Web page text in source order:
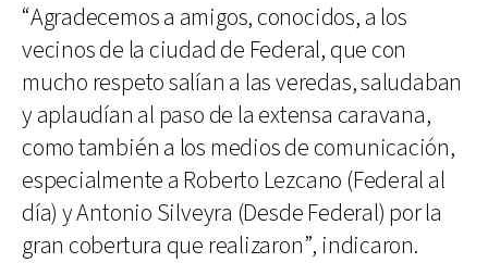
“Agradecemos a amigos, conocidos, a los
vecinos de la ciudad de Federal, que con
mucho respeto salían a las veredas, saludaban
y aplaudían al paso de la extensa caravana,
como también a los medios de comunicación,
especialmente a Roberto Lezcano (Federal al
día) y Antonio Silveyra (Desde Federal) por la
gran cobertura que realizaron”, indicaron.